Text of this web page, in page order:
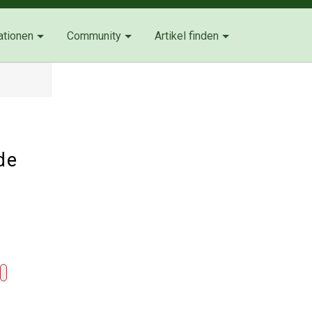
Community Artikel finden